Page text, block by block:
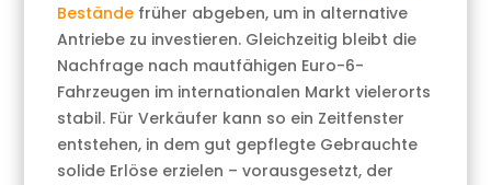
Bestände früher abgeben, um in alternative
Antriebe zu investieren. Gleichzeitig bleibt die
Nachfrage nach mautfähigen Euro-6-
Fahrzeugen im internationalen Markt vielerorts
stabil. Für Verkäufer kann so ein Zeitfenster
entstehen, in dem gut gepflegte Gebrauchte
solide Erlöse erzielen – vorausgesetzt, der